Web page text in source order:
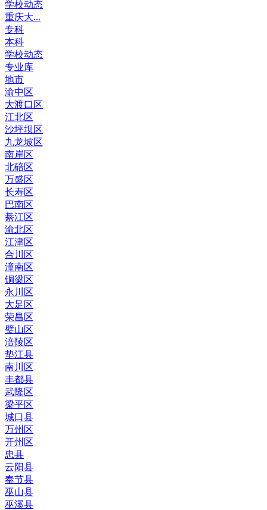
学校动态
重庆大...
专科
本科
学校动态
专业库
地市
渝中区
大渡口区
江北区
沙坪坝区
九龙坡区
南岸区
北碚区
万盛区
长寿区
巴南区
綦江区
渝北区
江津区
合川区
潼南区
铜梁区
永川区
大足区
荣昌区
璧山区
涪陵区
垫江县
南川区
丰都县
武隆区
梁平区
城口县
万州区
开州区
忠县
云阳县
奉节县
巫山县
巫溪县